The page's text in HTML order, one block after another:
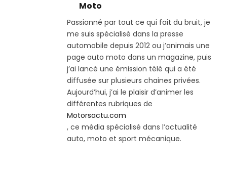
Moto
Passionné par tout ce qui fait du bruit, je
me suis spécialisé dans la presse
automobile depuis 2012 ou j’animais une
page auto moto dans un magazine, puis
j’ai lancé une émission télé qui a été
diffusée sur plusieurs chaines privées.
Aujourd’hui, j’ai le plaisir d’animer les
différentes rubriques de
Motorsactu.com
, ce média spécialisé dans l’actualité
auto, moto et sport mécanique.